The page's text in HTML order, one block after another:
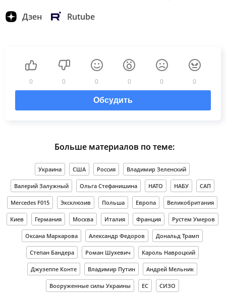
Дзен Rutube
0 0 0 0 0 0
Обсудить
Больше материалов по теме:
Украина США Россия Владимир Зеленский
Валерий Залужный Ольга Стефанишина НАТО НАБУ САП
Mercedes F015 Эксклюзив Польша Европа Великобритания
Киев Германия Москва Италия Франция Рустем Умеров
Оксана Маркарова Александр Федоров Дональд Трамп
Степан Бандера Роман Шухевич Кароль Навроцкий
Джузеппе Конте Владимир Путин Андрей Мельник
Вооруженные силы Украины ЕС СИЗО